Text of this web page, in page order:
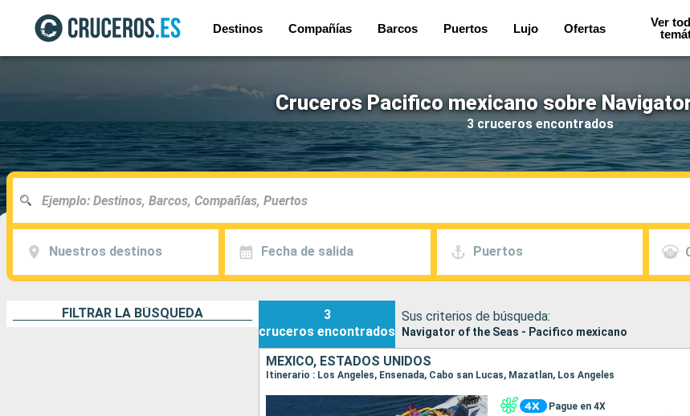
Destinos Compañías Barcos Puertos Lujo Ofertas
Ver
Cruceros Pacifico mexicano sobre
3 cruceros encontrados
Nuestros destinos Fecha de salida Puertos
FILTRAR LA BÚSQUEDA
3
cruceros encontrados
Sus criterios de búsqueda:
Navigator of the Seas - Pacifico mexicano
MÉXICO, ESTADOS UNIDOS
Itinerario : Los Angeles, Ensenada, Cabo san Lucas, Mazatlan, Los Angeles
Pague en 4X